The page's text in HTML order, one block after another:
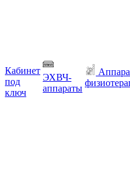
Кабинет
под
ключ
ЭХВЧ-
аппараты